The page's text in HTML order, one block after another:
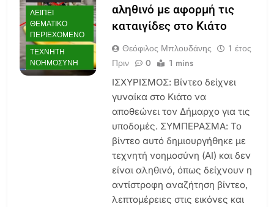
ΛΕΊΠΕΙ
ΘΕΜΑΤΙΚΌ
ΠΕΡΙΕΧΌΜΕΝΟ
ΤΕΧΝΗΤΉ
ΝΟΗΜΟΣΎΝΗ
αληθινό με αφορμή τις
καταιγίδες στο Κιάτο
Θεόφιλος Μπλουδάνης
1 έτος
Πριν
0 1 mins
ΙΣΧΥΡΙΣΜΟΣ: Βίντεο δείχνει
γυναίκα στο Κιάτο να
αποθεώνει τον Δήμαρχο για τις
υποδομές. ΣΥΜΠΕΡΑΣΜΑ: Το
βίντεο αυτό δημιουργήθηκε με
τεχνητή νοημοσύνη (AI) και δεν
είναι αληθινό, όπως δείχνουν η
αντίστροφη αναζήτηση βίντεο,
λεπτομέρειες στις εικόνες και